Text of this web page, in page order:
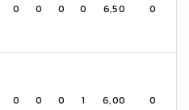
0 0 0 0 6,50 0
0 0 0 1 6,00 0